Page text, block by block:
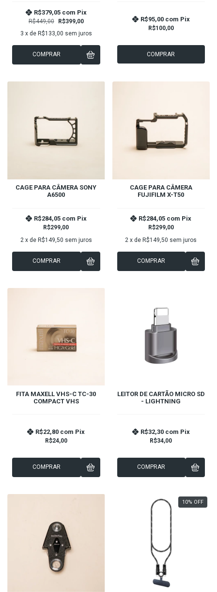
R$449,00 R$399,00
R$379,05 com Pix
3 x de R$133,00 sem juros
COMPRAR
R$100,00
R$95,00 com Pix
COMPRAR
CAGE PARA CÂMERA SONY
A6500
R$299,00
R$284,05 com Pix
2 x de R$149,50 sem juros
COMPRAR
CAGE PARA CÂMERA
FUJIFILM X-T50
R$299,00
R$284,05 com Pix
2 x de R$149,50 sem juros
COMPRAR
FITA MAXELL VHS-C TC-30
COMPACT VHS
R$24,00
R$22,80 com Pix
COMPRAR
LEITOR DE CARTÃO MICRO SD
- LIGHTNING
R$34,00
R$32,30 com Pix
COMPRAR
10% OFF